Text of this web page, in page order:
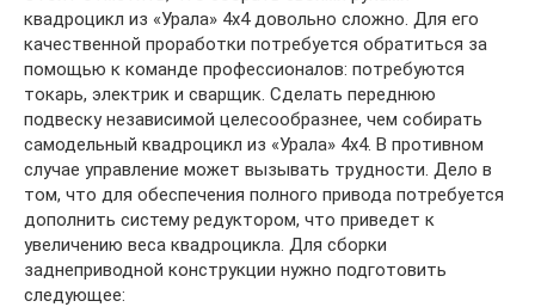
квадроцикл из «Урала» 4х4 довольно сложно. Для его
качественной проработки потребуется обратиться за
помощью к команде профессионалов: потребуются
токарь, электрик и сварщик. Сделать переднюю
подвеску независимой целесообразнее, чем собирать
самодельный квадроцикл из «Урала» 4х4. В противном
случае управление может вызывать трудности. Дело в
том, что для обеспечения полного привода потребуется
дополнить систему редуктором, что приведет к
увеличению веса квадроцикла. Для сборки
заднеприводной конструкции нужно подготовить
следующее: